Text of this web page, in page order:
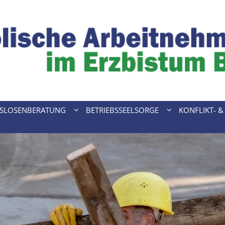
BETRIEBSSEELSORGE KONFLIKT-